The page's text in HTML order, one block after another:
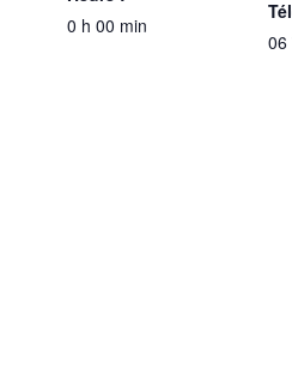
0 h 00 min
06